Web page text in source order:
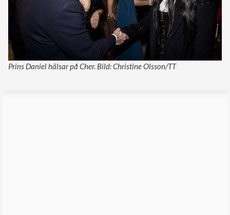
Prins Daniel hälsar på Cher. Bild: Christine Olsson/TT